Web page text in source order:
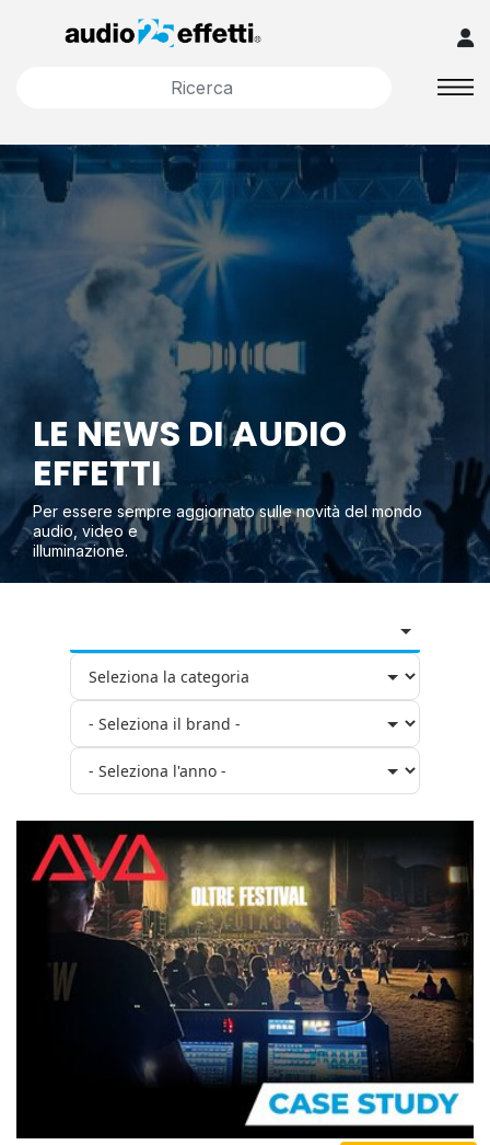
LE NEWS DI AUDIO
EFFETTI
Per essere sempre aggiornato sulle novità del mondo
audio, video e
illuminazione.